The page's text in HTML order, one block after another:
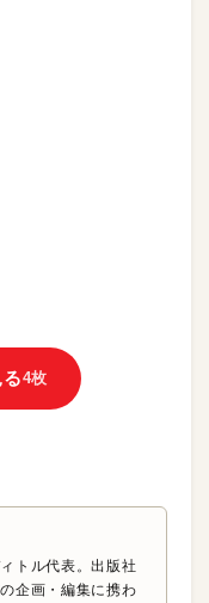
4枚
トル代表。出版社
企画・編集に携わ